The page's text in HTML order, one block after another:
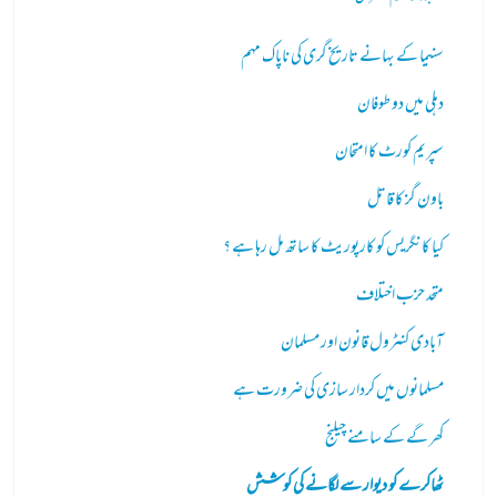
سنیما کے بہانے تاریخ گری کی ناپاک مہم
دہلی میں دو طوفان
سپریم کورٹ کا امتحان
باون گز کا قاتل
کیا کانگریس کو کارپوریٹ کا ساتھ مل رہا ہے ؟
متحد حزب اختلاف
آبادی کنٹرول قانون اور مسلمان
مسلمانوں میں کردار سازی کی ضرورت ہے
کھر گے کے سامنے چیلنج
ٹھاکرے کو دیوار سے لگانے کی کوشش